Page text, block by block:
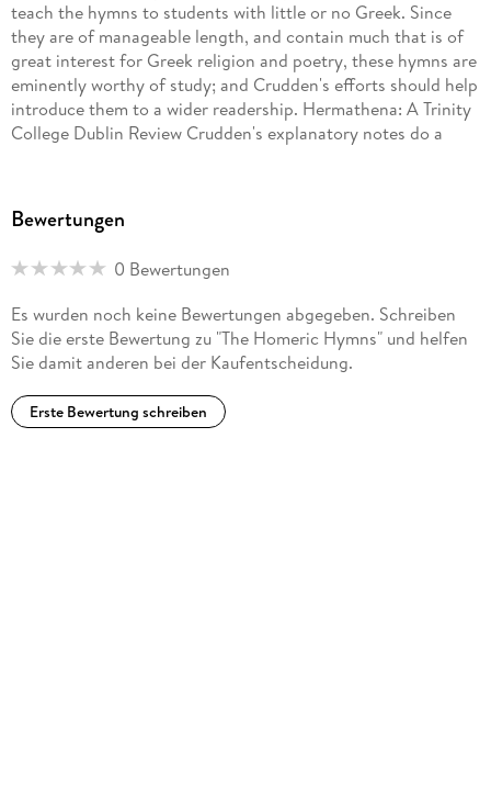
teach the hymns to students with little or no Greek. Since
they are of manageable length, and contain much that is of
great interest for Greek religion and poetry, these hymns are
eminently worthy of study; and Crudden's efforts should help
introduce them to a wider readership. Hermathena: A Trinity
College Dublin Review Crudden's explanatory notes do a
captures something of the movement of the originals.
Hermathena: A Trinity College Dublin Review The translation
language and of Crudden's ingenious usage of it that he has
succeeded in squeezing such a different version out of almost
every line. Bryn Mawr Classical Review
Bewertungen
0 Bewertungen
Es wurden noch keine Bewertungen abgegeben. Schreiben
Sie die erste Bewertung zu "The Homeric Hymns" und helfen
Sie damit anderen bei der Kaufentscheidung.
Erste Bewertung schreiben